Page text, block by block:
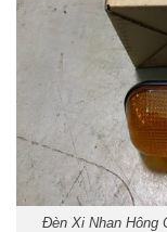
Đèn Xi Nhan Hông